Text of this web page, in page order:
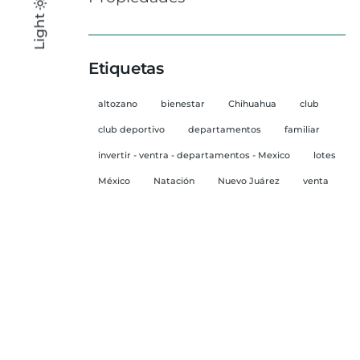
Light
Light
Dark
Etiquetas
altozano bienestar Chihuahua club
club deportivo departamentos familiar
invertir - ventra - departamentos - Mexico lotes
México Natación Nuevo Juárez venta